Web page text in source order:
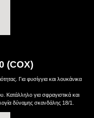
(COX)
Για φυσίγγια και λουκάνικα
Κατάλληλο για σφραγιστικά και
δύναμης σκανδάλης 18/1.